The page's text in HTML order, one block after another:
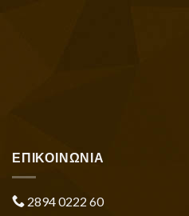
ΕΠΙΚΟΙΝΩΝΙΑ
2894 0222 60